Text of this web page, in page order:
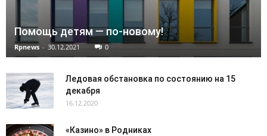
Помощь детям — по-новому!
Rpnews - 30.12.2021 0
Ледовая обстановка по состоянию на 15
декабря
16.12.2020
«Казино» в Родниках